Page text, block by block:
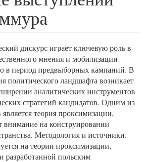
дискурс играет ключевую роль в
мнения и мобилизации
в период предвыборных кампаний. В
политического ландшафта возникает
аналитических инструментов
стратегий кандидатов. Одним из
теория проксимизации,
внимание на конструировании
Методология и источники.
на теории проксимизации,
разработанной польским